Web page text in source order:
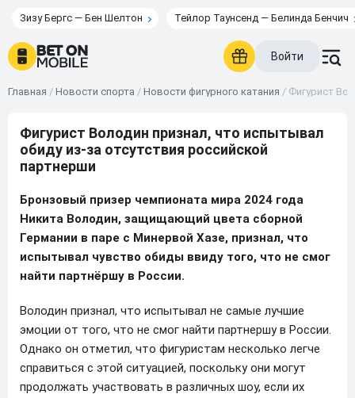
Зизу Бергс — Бен Шелтон Тейлор Таунсенд — Белинда Бенчич
Войти
Главная / Новости спорта / Новости фигурного катания / Фигурист
Фигурист Володин признал, что испытывал
обиду из-за отсутствия российской
партнерши
Бронзовый призер чемпионата мира 2024 года
Никита Володин, защищающий цвета сборной
Германии в паре с Минервой Хазе, признал, что
испытывал чувство обиды ввиду того, что не смог
найти партнёршу в России.
Володин признал, что испытывал не самые лучшие
эмоции от того, что не смог найти партнершу в России.
Однако он отметил, что фигуристам несколько легче
справиться с этой ситуацией, поскольку они могут
продолжать участвовать в различных шоу, если их